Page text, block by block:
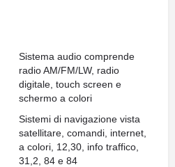
Sistema audio comprende
radio AM/FM/LW, radio
digitale, touch screen e
schermo a colori
Sistemi di navigazione vista
satellitare, comandi, internet,
a colori, 12,30, info traffico,
31,2, 84 e 84